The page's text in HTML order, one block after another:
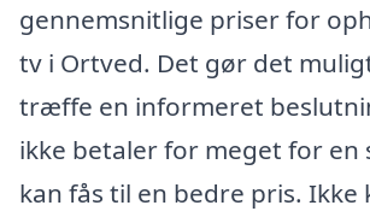
gennemsnitlige priser for
tv i Ortved. Det gør det
træffe en informeret
ikke betaler for meget for en
kan fås til en bedre pris. Ikke